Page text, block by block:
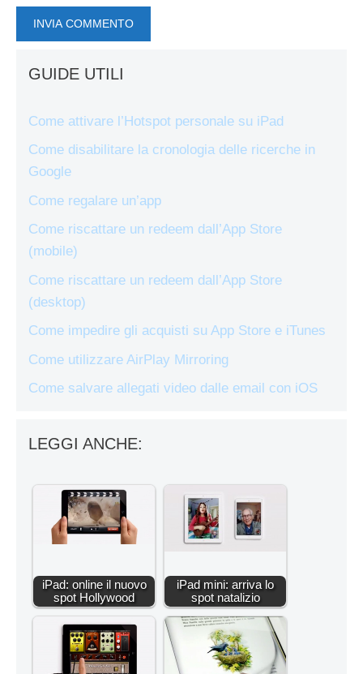
GUIDE UTILI
Come attivare l’Hotspot personale su iPad
Come disabilitare la cronologia delle ricerche in
Google
Come regalare un’app
Come riscattare un redeem dall’App Store
(mobile)
Come riscattare un redeem dall’App Store
(desktop)
Come impedire gli acquisti su App Store e iTunes
Come utilizzare AirPlay Mirroring
Come salvare allegati video dalle email con iOS
LEGGI ANCHE:
iPad: online il nuovo
spot Hollywood
iPad mini: arriva lo
spot natalizio